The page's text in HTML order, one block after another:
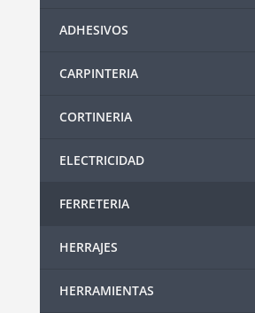
ADHESIVOS
CARPINTERIA
CORTINERIA
ELECTRICIDAD
FERRETERIA
HERRAJES
HERRAMIENTAS